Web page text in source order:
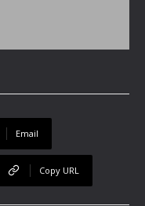
Email
Copy URL